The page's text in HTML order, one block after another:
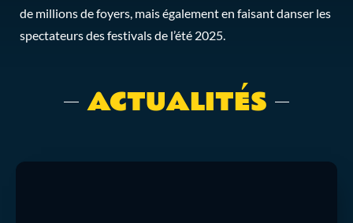
de millions de foyers, mais également en faisant danser les
spectateurs des festivals de l’été 2025.
ACTUALITÉS